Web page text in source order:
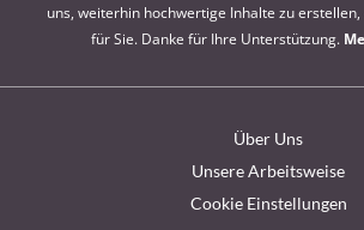
uns, weiterhin hochwertige Inhalte zu
für Sie. Danke für Ihre Unterstützung.
Über Uns
Unsere Arbeitsweise
Cookie Einstellungen